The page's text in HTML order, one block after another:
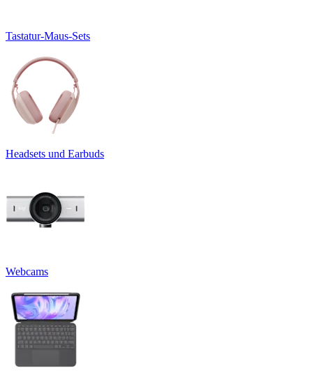
Tastatur-Maus-Sets
Headsets und Earbuds
Webcams